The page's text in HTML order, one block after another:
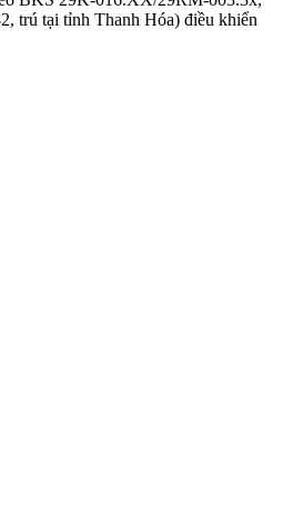
trú tại tỉnh Thanh Hóa) điều khiển